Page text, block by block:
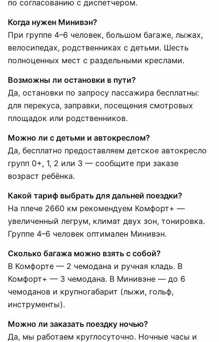
по согласованию с диспетчером.
Когда нужен Минивэн?
При группе 4–6 человек, большом багаже, лыжах,
велосипедах, родственниках с детьми. Шесть
полноценных мест с раздельными креслами.
Возможны ли остановки в пути?
Да, остановки по запросу пассажира бесплатны:
для перекуса, заправки, посещения смотровых
площадок или родственников.
Можно ли с детьми и автокреслом?
Да, бесплатно предоставляем детское автокресло
групп 0+, 1, 2 или 3 — сообщите при заказе
возраст ребёнка.
Какой тариф выбрать для дальней поездки?
На плече 2660 км рекомендуем Комфорт+ —
увеличенный легрум, климат двух зон, тонировка.
Группе 4–6 человек оптимален Минивэн.
Сколько багажа можно взять с собой?
В Комфорте — 2 чемодана и ручная кладь. В
Комфорт+ — 3 чемодана. В Минивэне — до 6
чемоданов и крупногабарит (лыжи, гольф,
инструменты).
Можно ли заказать поездку ночью?
Да, мы работаем круглосуточно. Ночные часы и